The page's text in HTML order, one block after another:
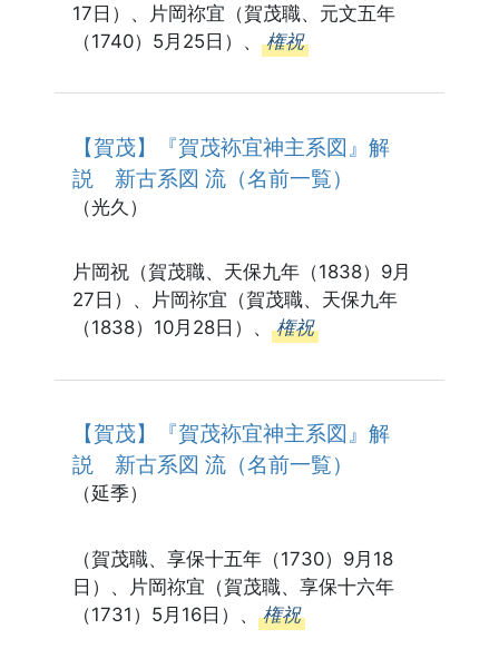
17日）、片岡祢宜（賀茂職、元文五年
（1740）5月25日）、 権祝
【賀茂】『賀茂袮宜神主系図』解
説 新古系図 流（名前一覧）
（光久）
片岡祝（賀茂職、天保九年（1838）9月
27日）、片岡祢宜（賀茂職、天保九年
（1838）10月28日）、 権祝
【賀茂】『賀茂袮宜神主系図』解
説 新古系図 流（名前一覧）
（延季）
（賀茂職、享保十五年（1730）9月18
日）、片岡祢宜（賀茂職、享保十六年
（1731）5月16日）、 権祝